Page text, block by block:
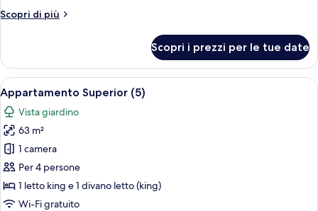
Scopri di più
Altri
Superior
(4)
Scopri i prezzi per le tue date
Apri
tutte
le
foto
per
Appartamento
Superior
(5)
Un soggiorno moderno con angolo
8
Appartamento Superior (5)
Vista giardino
63 m²
1 camera
Per 4 persone
1 letto king e 1 divano letto (king)
Wi-Fi gratuito